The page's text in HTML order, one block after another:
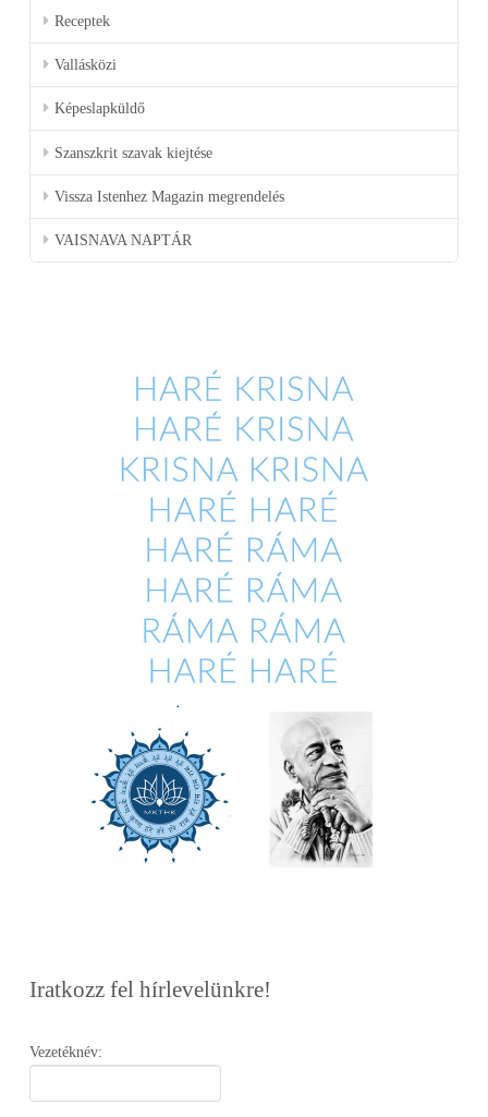
Receptek
Vallásközi
Képeslapküldő
Szanszkrit szavak kiejtése
Vissza Istenhez Magazin megrendelés
VAISNAVA NAPTÁR
Iratkozz fel hírlevelünkre!
Vezetéknév: